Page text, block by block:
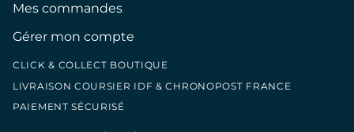
Mes commandes
Gérer mon compte
CLICK & COLLECT BOUTIQUE
LIVRAISON COURSIER IDF & CHRONOPOST FRANCE
PAIEMENT SÉCURISÉ